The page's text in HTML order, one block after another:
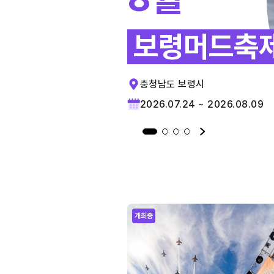
보령머드축
충청남도 보령시
2026.07.24 ~ 2026.08.09
개최중